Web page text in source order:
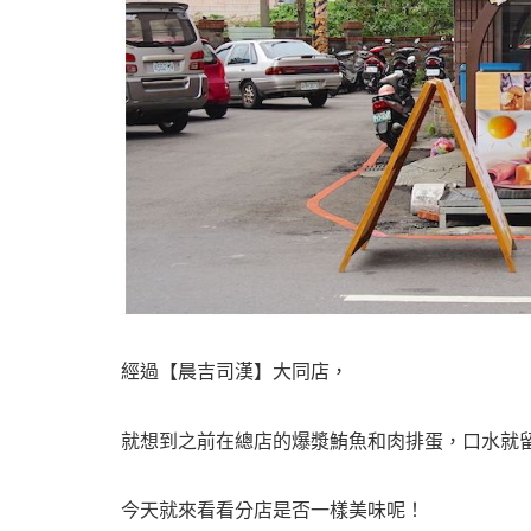
經過【晨吉司漢】大同店，
就想到之前在總店的爆漿鮪魚和肉排蛋，口水就
今天就來看看分店是否一樣美味呢！